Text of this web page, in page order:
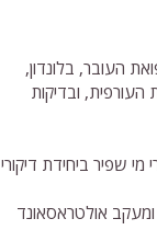
העובר, בלונדון,
העורפית, ובדיקות
שפיר ביחידת דיקורי
אולטראסאונד